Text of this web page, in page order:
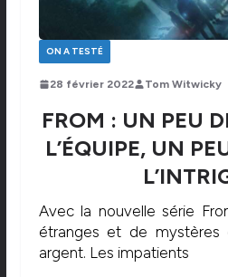
ON A TESTÉ
28 février 2022 Tom Witwicky
FROM : UN PEU
L’ÉQUIPE, UN
Avec la nouvelle série
étranges et de mystères
argent. Les impatients